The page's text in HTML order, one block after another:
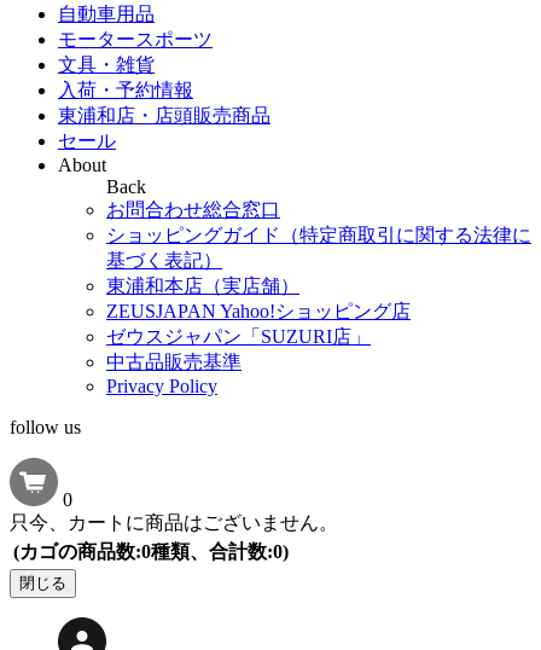
自動車用品
モータースポーツ
文具・雑貨
入荷・予約情報
東浦和店・店頭販売商品
セール
About
Back
お問合わせ総合窓口
ショッピングガイド（特定商取引に関する法律に
基づく表記）
東浦和本店（実店舗）
ZEUSJAPAN Yahoo!ショッピング店
ゼウスジャパン「SUZURI店」
中古品販売基準
Privacy Policy
follow us
0
只今、カートに商品はございません。
(カゴの商品数:0種類、合計数:0)
閉じる